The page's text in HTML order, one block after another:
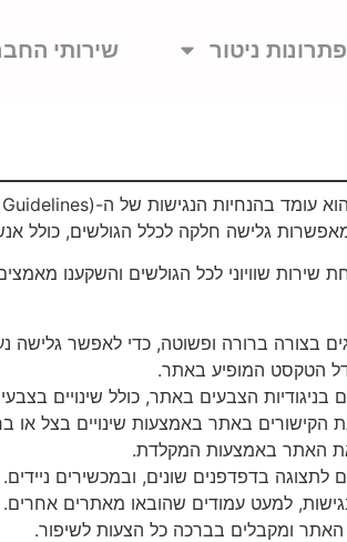
פתרונות ניטור שירותי
גלישה חלקה לכלל הגולשים, כולל
שירות שוויוני לכל הגולשים והשקענו
בצורה ברורה ופשוטה, כדי לאפשר גלישה
הטקסט המופיע באתר.
בניגודיות הצבעים באתר, כולל שינויים
הקישורים באתר באמצעות שינויים בצל או
האתר באמצעות המקלדת.
בדפדפנים שונים, ובמכשירים ניידים.
למעט עמודים שהובאו מאתרים אחרים.
האתר ומקבלים בברכה כל הצעות לשיפור.